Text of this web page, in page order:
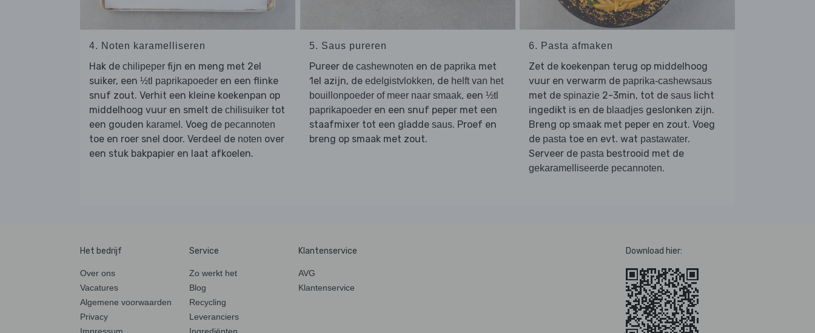
4. Noten karamelliseren
Hak de chilipeper fijn en meng met 2el
suiker, een ½tl paprikapoeder en een flinke
snuf zout. Verhit een kleine koekenpan op
middelhoog vuur en smelt de chilisuiker tot
een gouden karamel . Voeg de pecannoten
toe en roer snel door. Verdeel de noten over
een stuk bakpapier en laat afkoelen.
5. Saus pureren
Pureer de cashewnoten en de paprikamet
1el azijn, de edelgistvlokken, de helft van het
bouillonpoeder of meer naar smaak, een ½tl
paprikapoederen een snuf peper met een
staafmixer tot een gladde saus. Proef en
breng op smaak met zout.
6. Pasta afmaken
Zet de koekenpan terug op middelhoog
vuur en verwarm de paprika-cashewsaus
met de spinazie 2-3min, tot de saus licht
ingedikt is en de blaadjes geslonken zijn.
Breng op smaak met peper en zout. Voeg
de pasta toe en evt. wat pastawater.
Serveer de pasta bestrooid met de
gekaramelliseerde pecannoten.
Het bedrijf
Over ons
Vacatures
Algemene voorwaarden
Privacy
Service
Zo werkt het
Blog
Recycling
Leveranciers
Klantenservice
AVG
Klantenservice
Download hier: